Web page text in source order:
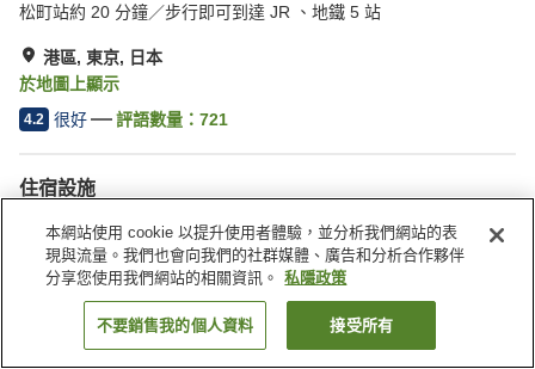
松町站約 20 分鐘／步行即可到達 JR 、地鐵 5 站
港區, 東京, 日本
於地圖上顯示
4.2 很好 評語數量： 721
住宿設施
公共浴室
水療/美容院
餐廳
自動販賣機
找客房
本網站使用 cookie 以提升使用者體驗，並分析我們網站的表
現與流量。我們也會向我們的社群媒體、廣告和分析合作夥伴
分享您使用我們網站的相關資訊。
私隱政策
不要銷售我的個人資料 接受所有